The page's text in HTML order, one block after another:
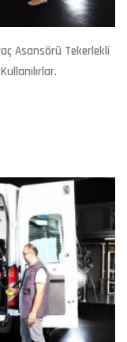
Asansörü Tekerlekli